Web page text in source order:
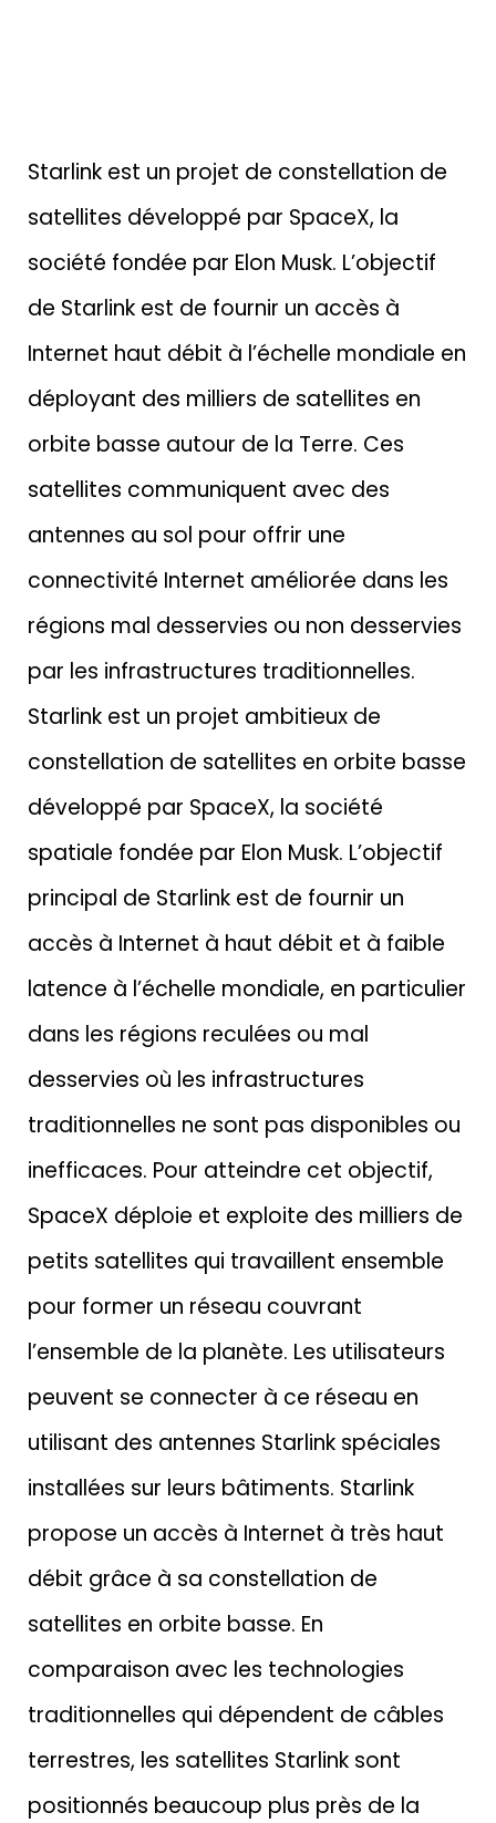
Starlink est un projet de constellation de
satellites développé par SpaceX, la
société fondée par Elon Musk. L’objectif
de Starlink est de fournir un accès à
Internet haut débit à l’échelle mondiale en
déployant des milliers de satellites en
orbite basse autour de la Terre. Ces
satellites communiquent avec des
antennes au sol pour offrir une
connectivité Internet améliorée dans les
régions mal desservies ou non desservies
par les infrastructures traditionnelles.
Starlink est un projet ambitieux de
constellation de satellites en orbite basse
développé par SpaceX, la société
spatiale fondée par Elon Musk. L’objectif
principal de Starlink est de fournir un
accès à Internet à haut débit et à faible
latence à l’échelle mondiale, en particulier
dans les régions reculées ou mal
desservies où les infrastructures
traditionnelles ne sont pas disponibles ou
inefficaces. Pour atteindre cet objectif,
SpaceX déploie et exploite des milliers de
petits satellites qui travaillent ensemble
pour former un réseau couvrant
l’ensemble de la planète. Les utilisateurs
peuvent se connecter à ce réseau en
utilisant des antennes Starlink spéciales
installées sur leurs bâtiments. Starlink
propose un accès à Internet à très haut
débit grâce à sa constellation de
satellites en orbite basse. En
comparaison avec les technologies
traditionnelles qui dépendent de câbles
terrestres, les satellites Starlink sont
positionnés beaucoup plus près de la